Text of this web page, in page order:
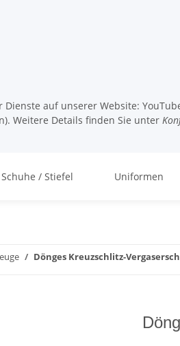
auf unserer Website:
Weitere Details finden Sie unter
Schuhe / Stiefel Uniformen
Dönges Kreuzschlitz-